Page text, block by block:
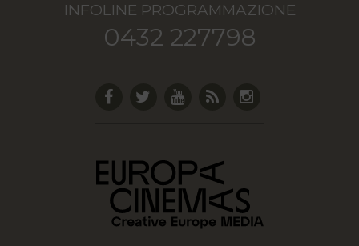
INFOLINE PROGRAMMAZIONE
0432 227798